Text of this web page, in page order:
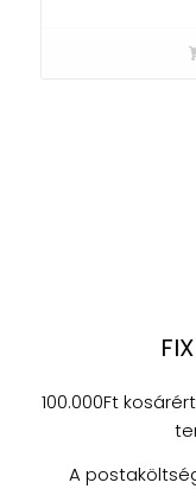
100.000Ft
A